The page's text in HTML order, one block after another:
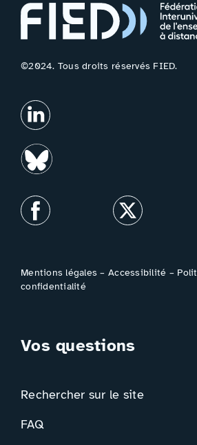
©2024. Tous droits réservés FIED.
Mentions légales –Accessibilité –
confidentialité
Vos questions
Rechercher sur le site
FAQ